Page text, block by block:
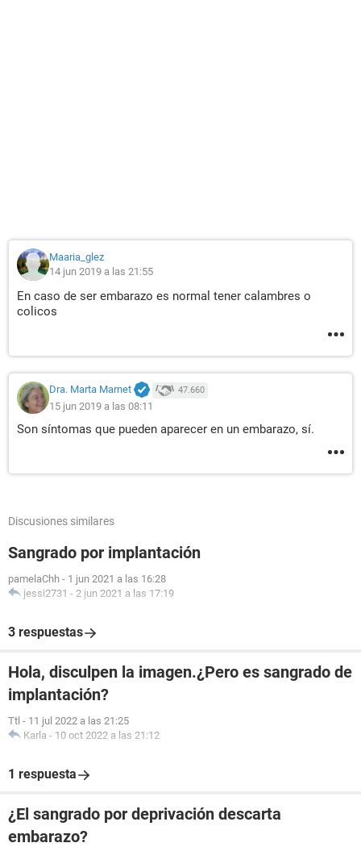
Maaria_glez
14 jun 2019 a las 21:55
En caso de ser embarazo es normal tener calambres o
colicos
Dra. Marta Marnet 47.660
15 jun 2019 a las 08:11
Son síntomas que pueden aparecer en un embarazo, sí.
Discusiones similares
Sangrado por implantación
pamelaChh - 1 jun 2021 a las 16:28
jessi2731 - 2 jun 2021 a las 17:19
3 respuestas
Hola, disculpen la imagen.¿Pero es sangrado de
implantación?
Ttl - 11 jul 2022 a las 21:25
Karla - 10 oct 2022 a las 21:12
1 respuesta
¿El sangrado por deprivación descarta
embarazo?